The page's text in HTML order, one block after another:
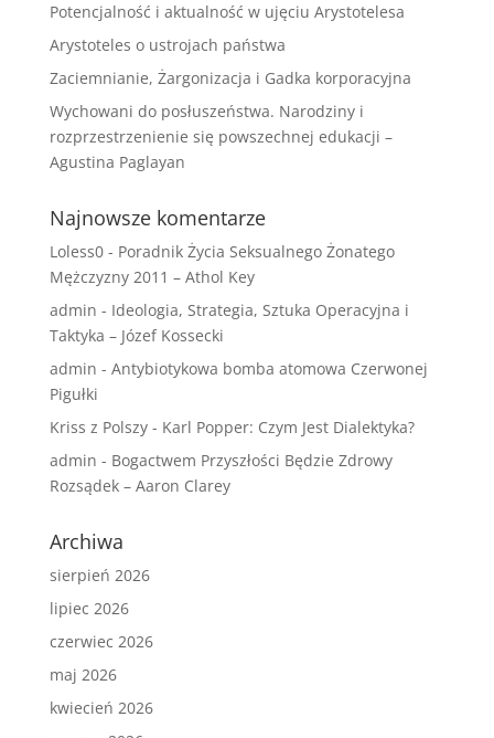
Potencjalność i aktualność w ujęciu Arystotelesa
Arystoteles o ustrojach państwa
Zaciemnianie, Żargonizacja i Gadka korporacyjna
Wychowani do posłuszeństwa. Narodziny i
rozprzestrzenienie się powszechnej edukacji –
Agustina Paglayan
Najnowsze komentarze
Loless0- Poradnik Życia Seksualnego Żonatego
Mężczyzny 2011 – Athol Key
admin - Ideologia, Strategia, Sztuka Operacyjna i
Taktyka – Józef Kossecki
admin - Antybiotykowa bomba atomowa Czerwonej
Pigułki
Kriss z Polszy- Karl Popper: Czym Jest Dialektyka?
admin - Bogactwem Przyszłości Będzie Zdrowy
Rozsądek – Aaron Clarey
Archiwa
sierpień 2026
lipiec 2026
czerwiec 2026
maj 2026
kwiecień 2026